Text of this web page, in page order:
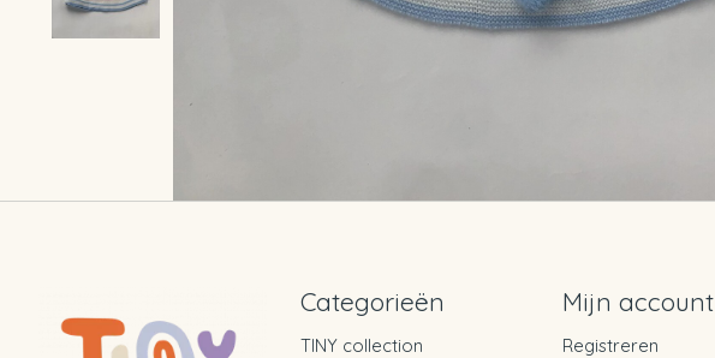
Categorieën
TINY collection
Mijn account
Registreren